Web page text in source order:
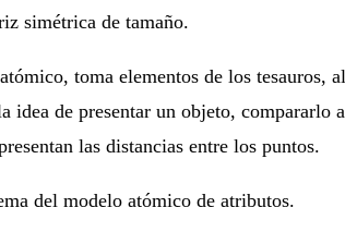
simétrica de tamaño.
toma elementos de los tesauros,
idea de presentar un objeto,
las distancias entre los puntos.